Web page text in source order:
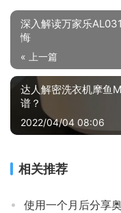
深入解读万家乐
悔
« 上一篇
达人解密洗衣机摩鱼
谱？
2022/04/04 08:06
相关推荐